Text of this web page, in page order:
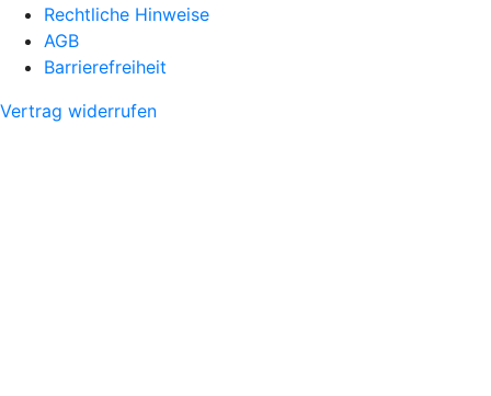
Rechtliche Hinweise
AGB
Barrierefreiheit
Vertrag widerrufen